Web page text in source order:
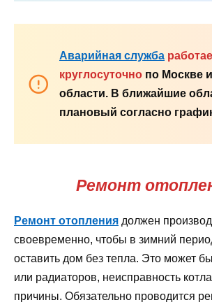
Аварийная служба
круглосуточно по Москве
области. В ближайшие
плановый согласно
Ремонт
Ремонт отопления должен
своевременно, чтобы в зимний
оставить дом без тепла. Это может
или радиаторов, неисправность
причины. Обязательно проводится